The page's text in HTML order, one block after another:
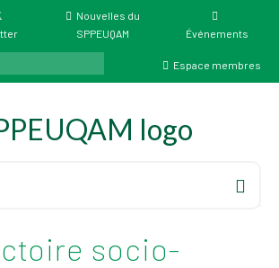
Nouvelles du
SPPEUQAM
Événements
Espace membres
socio-